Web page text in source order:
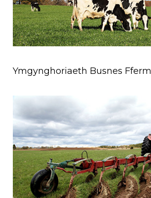
Ymgynghoriaeth Busnes Fferm